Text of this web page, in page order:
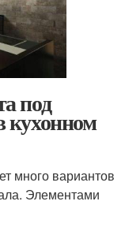
под
кухонном
много вариантов
Элементами